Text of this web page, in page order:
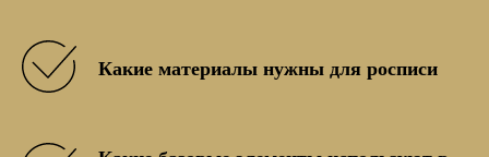
Какие материалы нужны для росписи